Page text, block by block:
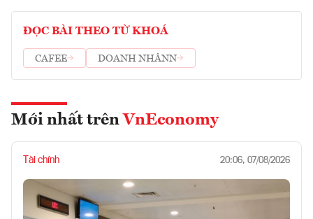
ĐỌC BÀI THEO TỪ KHOÁ
CAFEE DOANH NHÂNN
Mới nhất trên VnEconomy
Tài chính 20:06, 07/08/2026